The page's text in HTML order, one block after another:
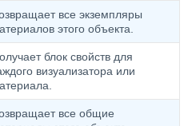
все экземпляры
этого объекта.
блок свойств для
визуализатора или
все общие